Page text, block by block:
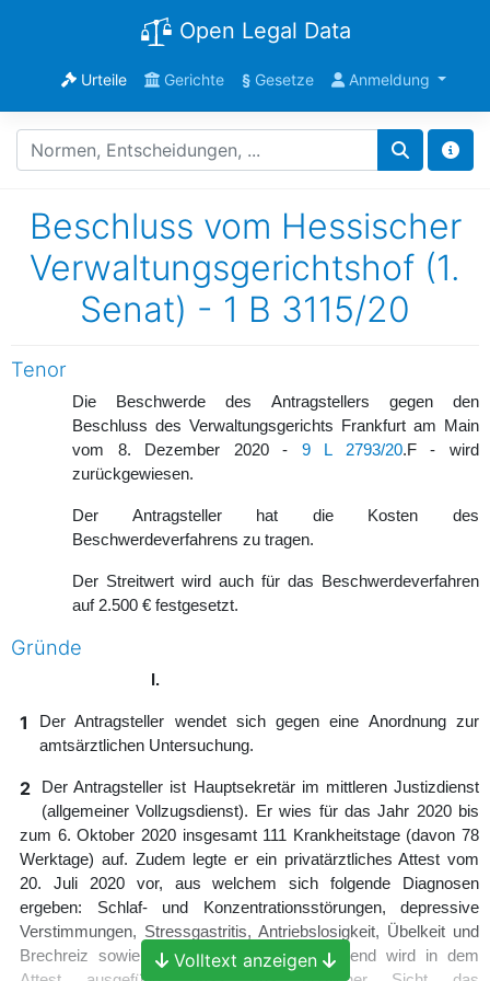
Open Legal Data
Urteile Gerichte §Gesetze Anmeldung
Beschluss vom Hessischer
Verwaltungsgerichtshof (1.
Senat) - 1 B 3115/20
Tenor
Die Beschwerde des Antragstellers gegen den
Beschluss des Verwaltungsgerichts Frankfurt am Main
vom 8. Dezember 2020 - 9 L 2793/20.F - wird
zurückgewiesen.
Der Antragsteller hat die Kosten des
Beschwerdeverfahrens zu tragen.
Der Streitwert wird auch für das Beschwerdeverfahren
auf 2.500 € festgesetzt.
Gründe
I.
1
Der Antragsteller wendet sich gegen eine Anordnung zur
amtsärztlichen Untersuchung.
2
Der Antragsteller ist Hauptsekretär im mittleren Justizdienst
(allgemeiner Vollzugsdienst). Er wies für das Jahr 2020 bis
zum 6. Oktober 2020 insgesamt 111 Krankheitstage (davon 78
Werktage) auf. Zudem legte er ein privatärztliches Attest vom
20. Juli 2020 vor, aus welchem sich folgende Diagnosen
ergeben: Schlaf- und Konzentrationsstörungen, depressive
Verstimmungen, Stressgastritis, Antriebslosigkeit, Übelkeit und
Brechreiz sowie starke Reizbarkeit. Ergänzend wird in dem
Volltext anzeigen